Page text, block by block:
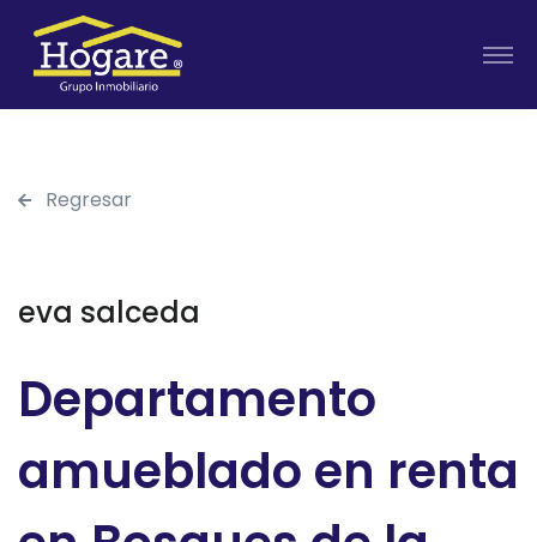
Regresar
eva salceda
Departamento
amueblado en renta